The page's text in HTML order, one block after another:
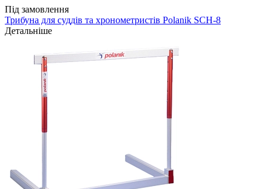
Під замовлення
Трибуна для суддів та хронометристів Polanik SCH-8
Детальніше